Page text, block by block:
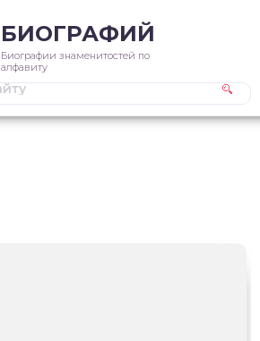
БИОГРАФИЙ
Биографии знаменитостей по
алфавиту